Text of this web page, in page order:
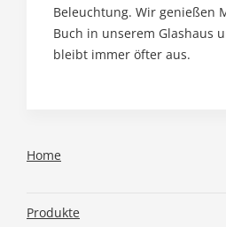
Beleuchtung. Wir genießen
Buch in unserem Glashaus
bleibt immer öfter aus.
Home
Produkte